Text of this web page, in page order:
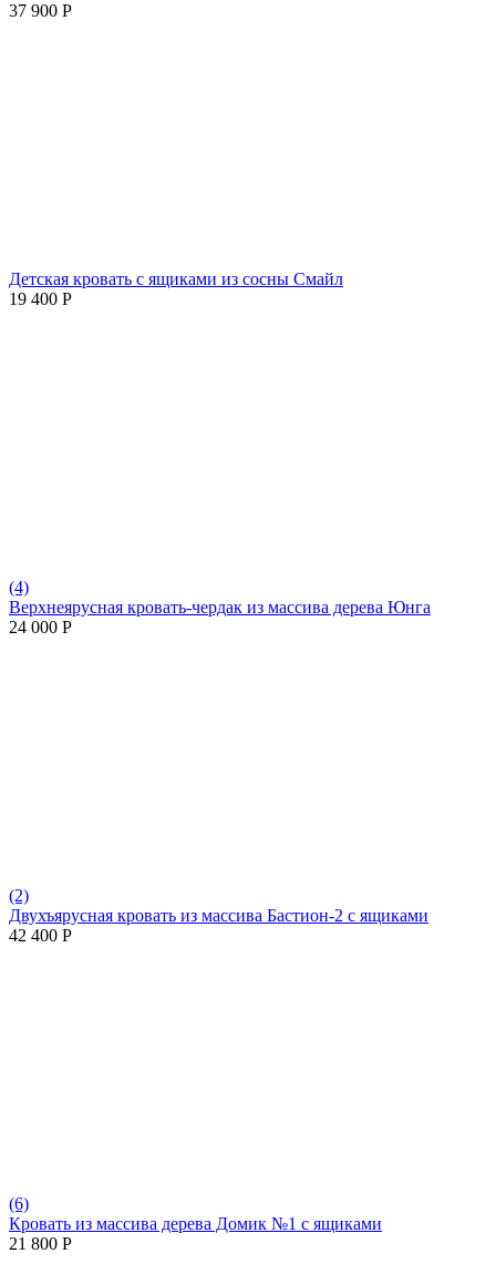
37 900 Р
Детская кровать с ящиками из сосны Смайл
19 400 Р
(4)
Верхнеярусная кровать-чердак из массива дерева Юнга
24 000 Р
(2)
Двухъярусная кровать из массива Бастион-2 с ящиками
42 400 Р
(6)
Кровать из массива дерева Домик №1 с ящиками
21 800 Р